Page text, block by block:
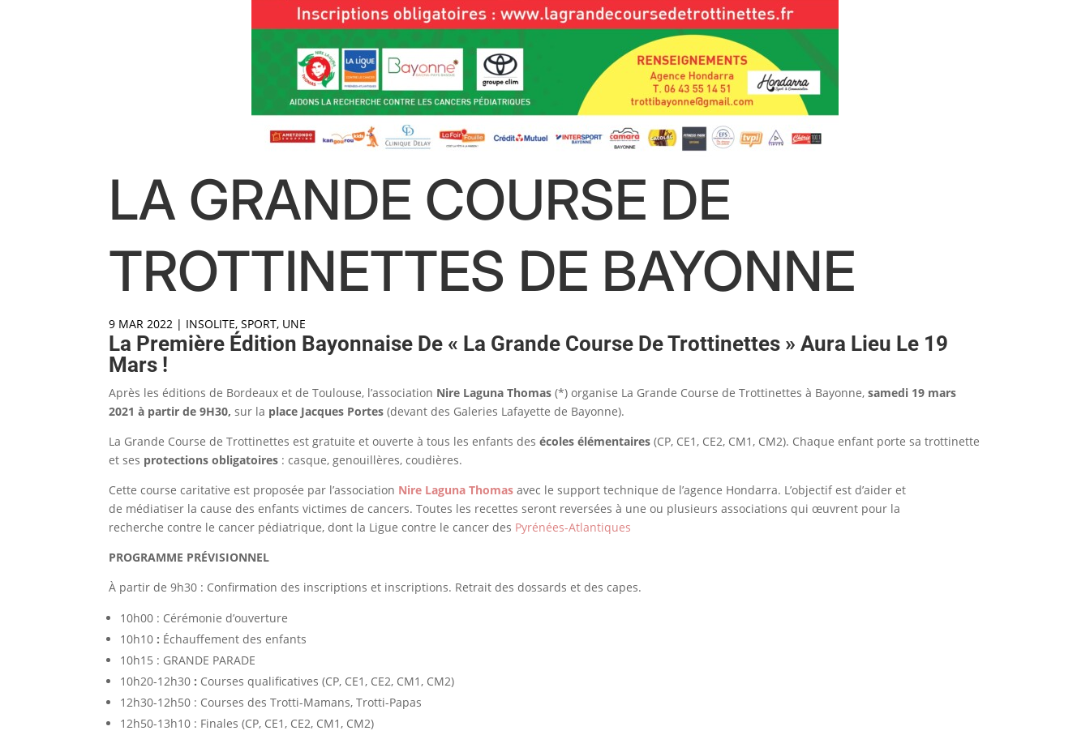
LA GRANDE COURSE DE
TROTTINETTES DE BAYONNE
9 MAR 2022 | INSOLITE,SPORT, UNE
La Première Édition Bayonnaise De « La Grande Course De Trottinettes » Aura Lieu Le 19
Mars !
Après les éditions de Bordeaux et de Toulouse, l’association Nire Laguna Thomas(*) organise La Grande Course de Trottinettes à Bayonne,samedi 19 mars
2021 à partir de 9H30,sur la place Jacques Portes(devant des Galeries Lafayette de Bayonne).
La Grande Course de Trottinettes est gratuite et ouverte à tous les enfants desécoles élémentaires(CP, CE1, CE2, CM1, CM2). Chaque enfant porte sa trottinette
et ses protections obligatoires : casque, genouillères, coudières.
Cette course caritative est proposée par l’association Nire Laguna Thomas avec le support technique de l’agence Hondarra. L’objectif est d’aider et
de médiatiser la cause des enfants victimes de cancers. Toutes les recettes seront reversées à une ou plusieurs associations qui œuvrent pour la
recherche contre le cancer pédiatrique, dont la Ligue contre le cancer des Pyrénées-Atlantiques
PROGRAMME PRÉVISIONNEL
À partir de 9h30 : Confirmation des inscriptions et inscriptions. Retrait des dossards et des capes.
10h00 : Cérémonie d’ouverture
10h10 : Échauffement des enfants
10h15 : GRANDE PARADE
10h20-12h30 : Courses qualificatives (CP, CE1, CE2, CM1, CM2)
12h30-12h50 : Courses des Trotti-Mamans, Trotti-Papas
12h50-13h10 : Finales (CP, CE1, CE2, CM1, CM2)